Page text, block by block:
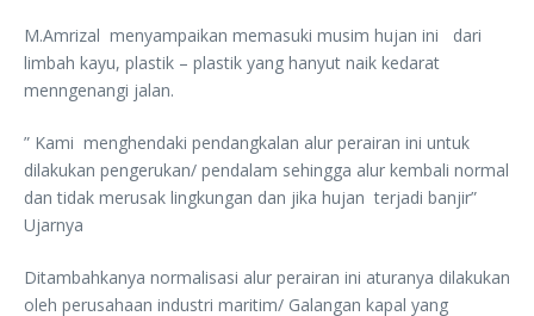
M.Amrizal menyampaikan memasuki musim hujan ini dari
limbah kayu, plastik – plastik yang hanyut naik kedarat
menngenangi jalan.
” Kami menghendaki pendangkalan alur perairan ini untuk
dilakukan pengerukan/ pendalam sehingga alur kembali normal
dan tidak merusak lingkungan dan jika hujan terjadi banjir”
Ujarnya
Ditambahkanya normalisasi alur perairan ini aturanya dilakukan
oleh perusahaan industri maritim/ Galangan kapal yang